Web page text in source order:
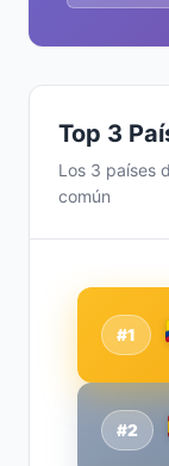
Top 3
Los 3 países
común
#2
#1